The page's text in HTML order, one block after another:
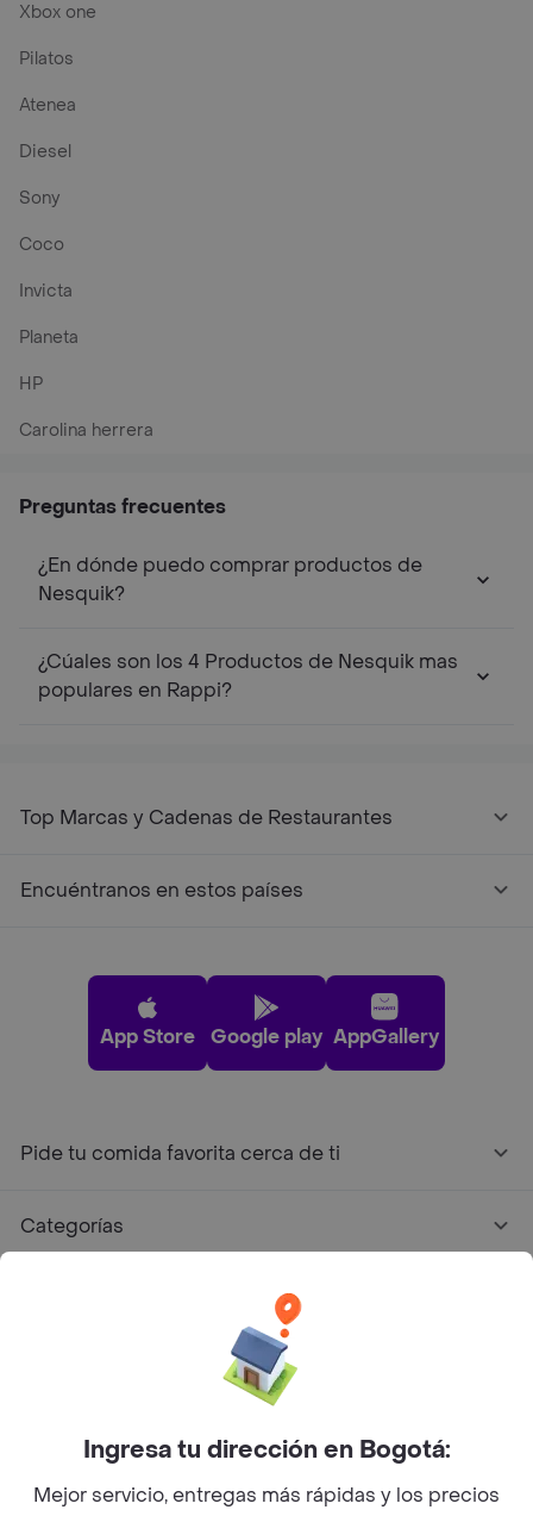
Xbox one
Pilatos
Atenea
Diesel
Sony
Coco
Invicta
Planeta
HP
Carolina herrera
Preguntas frecuentes
¿En dónde puedo comprar productos de
Nesquik?
¿Cúales son los 4 Productos de Nesquik mas
populares en Rappi?
Top Marcas y Cadenas de Restaurantes
Encuéntranos en estos países
App Store Google play AppGallery
Pide tu comida favorita cerca de ti
Categorías
Facebook
Twitter
Instagram
©2026Rappi Inc. All rights reserved.
Ingresa tu dirección en Bogotá:
Mejor servicio, entregas más rápidas y los precios